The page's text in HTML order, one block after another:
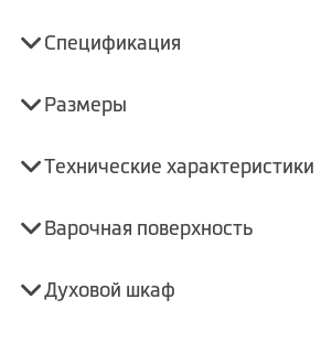
Спецификация
Размеры
Технические характеристики
Варочная поверхность
Духовой шкаф